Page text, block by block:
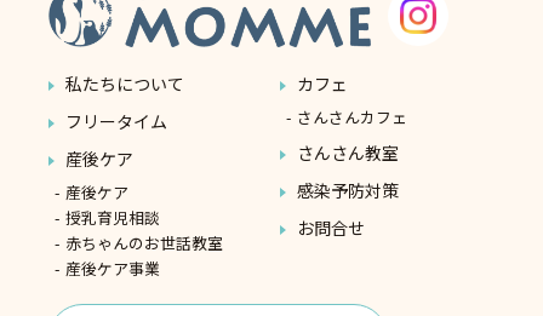
私たちについて
フリータイム
産後ケア
産後ケア
授乳育児相談
赤ちゃんのお世話教室
産後ケア事業
カフェ
さんさんカフェ
さんさん教室
感染予防対策
お問合せ